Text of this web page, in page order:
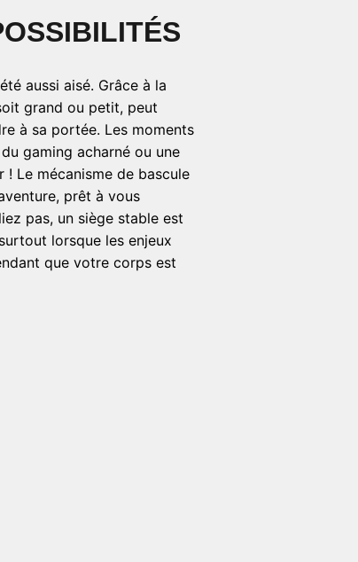
aussi aisé. Grâce à la
grand ou petit, peut
à sa portée. Les moments
gaming acharné ou une
Le mécanisme de bascule
prêt à vous
pas, un siège stable est
lorsque les enjeux
que votre corps est